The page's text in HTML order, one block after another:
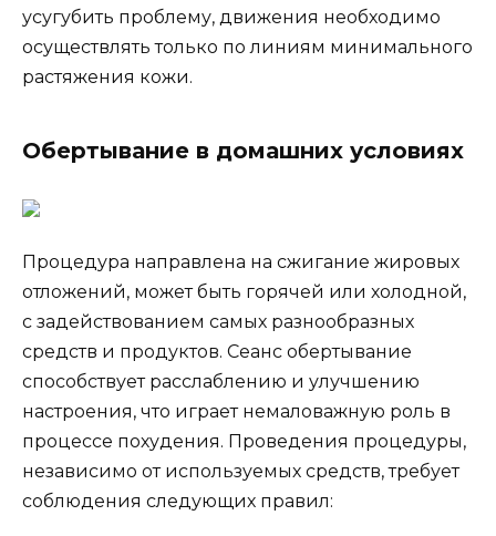
усугубить проблему, движения необходимо
осуществлять только по линиям минимального
растяжения кожи.
Обертывание в домашних условиях
Процедура направлена на сжигание жировых
отложений, может быть горячей или холодной,
с задействованием самых разнообразных
средств и продуктов. Сеанс обертывание
способствует расслаблению и улучшению
настроения, что играет немаловажную роль в
процессе похудения. Проведения процедуры,
независимо от используемых средств, требует
соблюдения следующих правил: